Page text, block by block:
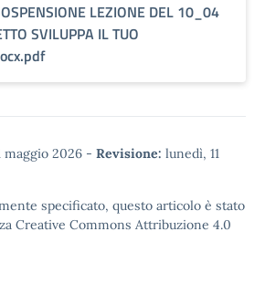
LEZIONE DEL 10_04
SVILUPPA IL TUO
maggio 2026 - Revisione: lunedì, 11
specificato, questo articolo è stato
Creative Commons Attribuzione 4.0